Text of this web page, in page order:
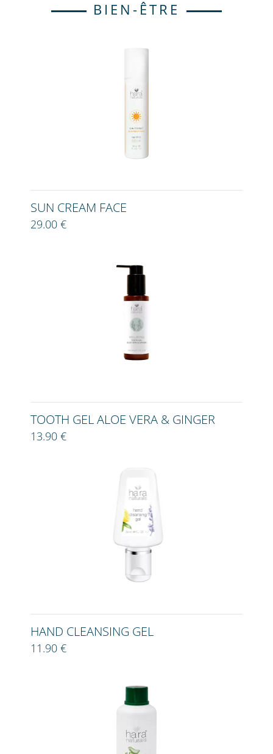
BIEN-ÊTRE
SUN CREAM FACE
29.00 €
TOOTH GEL ALOE VERA & GINGER
13.90 €
HAND CLEANSING GEL
11.90 €